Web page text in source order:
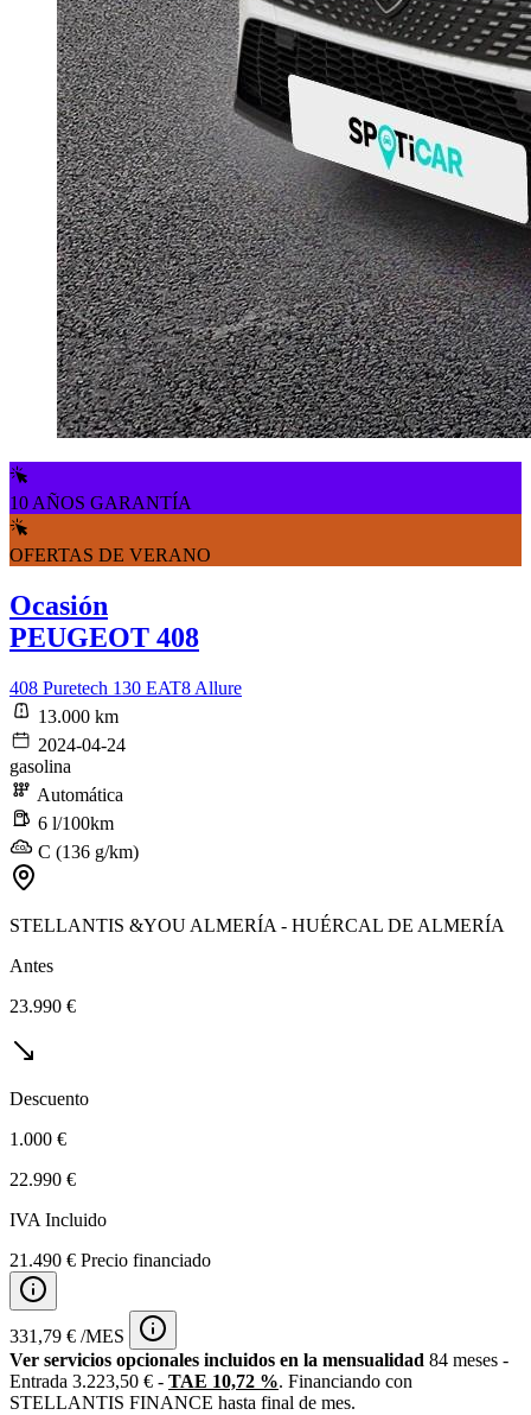
10 AÑOS GARANTÍA
OFERTAS DE VERANO
Ocasión
PEUGEOT 408
408 Puretech 130 EAT8 Allure
13.000 km
2024-04-24
gasolina
Automática
6 l/100km
C (136 g/km)
STELLANTIS &YOU ALMERÍA - HUÉRCAL DE ALMERÍA
Antes
23.990 €
Descuento
1.000 €
22.990 €
IVA Incluido
21.490 € Precio financiado
331,79 € /MES
Ver servicios opcionales incluidos en la mensualidad 84 meses -
Entrada 3.223,50 € - TAE 10,72 %. Financiando con
STELLANTIS FINANCE hasta final de mes.